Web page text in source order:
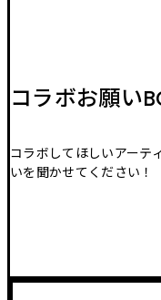
コラボお願い
コラボしてほしいアーテ
いを聞かせてください！